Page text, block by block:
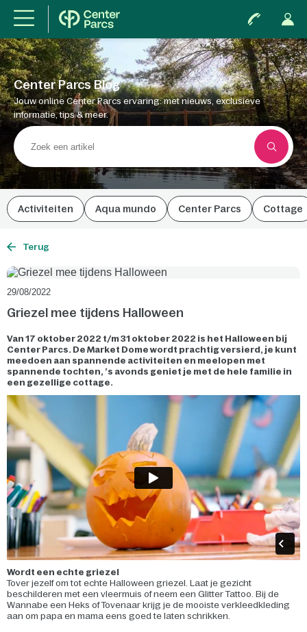
Center Parcs Blog
Jouw online Center Parcs ervaring: met nieuws, exclusieve
informatie, tips & meer.
Activiteiten Aqua mundo Center Parcs Cottage
Terug
29/08/2022
Griezel mee tijdens Halloween
Van 17 oktober 2022 t/m 31 oktober 2022 is het Halloween bij
Center Parcs. De Market Dome wordt prachtig versierd, je kunt
meedoen aan spannende activiteiten en meelopen met
spannende tochten, ’s avonds geniet je met de hele familie in
een gezellige cottage.
Wordt een echte griezel
Tover jezelf om tot echte Halloween griezel. Laat je gezicht
beschilderen met een vleermuis of neem een Glitter Tattoo. Bij de
Wannabe een Heks of Tovenaar krijg je de mooiste verkleedkleding
aan om papa en mama eens goed te laten schrikken.